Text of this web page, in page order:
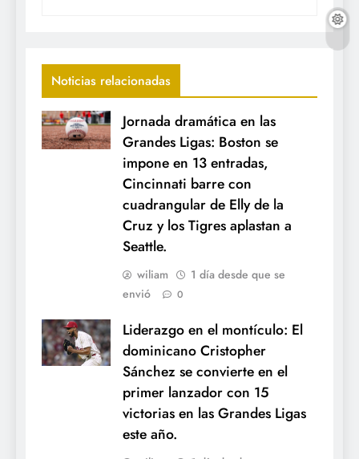
Noticias relacionadas
Jornada dramática en las
Grandes Ligas: Boston se
impone en 13 entradas,
Cincinnati barre con
cuadrangular de Elly de la
Cruz y los Tigres aplastan a
Seattle.
wiliam
1 día desde que se
envió
0
Liderazgo en el montículo: El
dominicano Cristopher
Sánchez se convierte en el
primer lanzador con 15
victorias en las Grandes Ligas
este año.